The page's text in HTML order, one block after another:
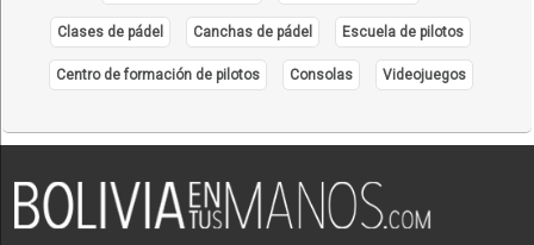
Clases de pádel Canchas de pádel Escuela de pilotos
Centro de formación de pilotos Consolas Videojuegos